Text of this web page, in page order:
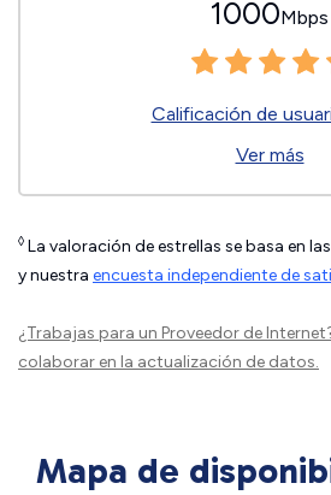
1000Mbps
Calificación de
Ver más
◊ La valoración de estrellas se basa en
y nuestra encuesta independiente de
¿Trabajas para un Proveedor de
colaborar en la actualización de datos.
Mapa de